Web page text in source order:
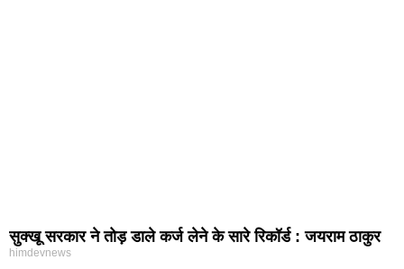
सुक्खू सरकार ने तोड़ डाले कर्ज लेने के सारे रिकॉर्ड : जयराम ठाकुर
himdevnews